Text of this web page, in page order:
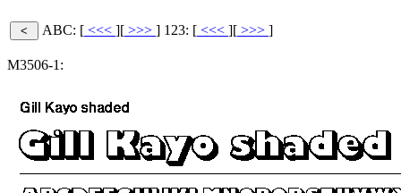
ABC: [ <<< ][ >>> ] 123: [ <<< ][ >>> ]
M3506-1: